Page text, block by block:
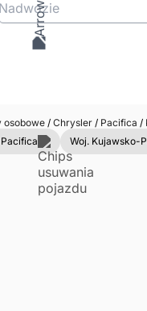
Nadwozie
osobowe/Chrysler /Pacifica /
Woj. Kujawsko-